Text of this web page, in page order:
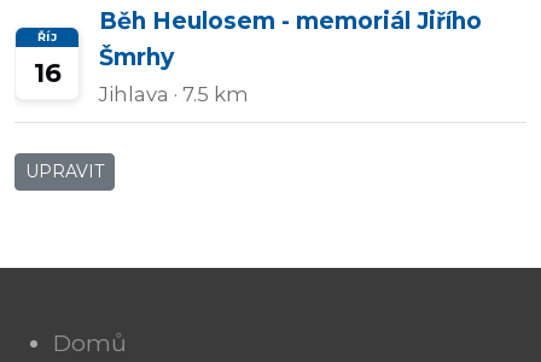
ŘÍJ
16
Běh Heulosem - memoriál Jiřího
Šmrhy
Jihlava · 7.5 km
UPRAVIT
Domů